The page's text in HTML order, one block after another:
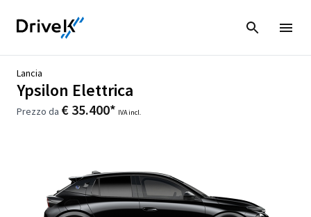
Lancia
Ypsilon Elettrica
Prezzo da € 35.400* IVA incl.